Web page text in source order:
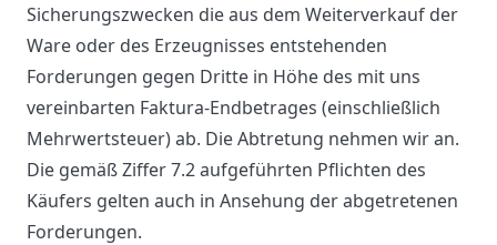
Sicherungszwecken die aus dem Weiterverkauf der
Ware oder des Erzeugnisses entstehenden
Forderungen gegen Dritte in Höhe des mit uns
vereinbarten Faktura-Endbetrages (einschließlich
Mehrwertsteuer) ab. Die Abtretung nehmen wir an.
Die gemäß Ziffer 7.2 aufgeführten Pflichten des
Käufers gelten auch in Ansehung der abgetretenen
Forderungen.